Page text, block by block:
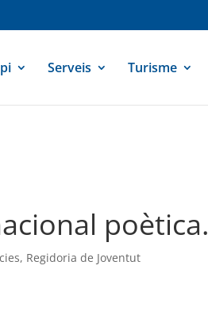
Serveis Turisme
poètica.
, Regidoria de Joventut